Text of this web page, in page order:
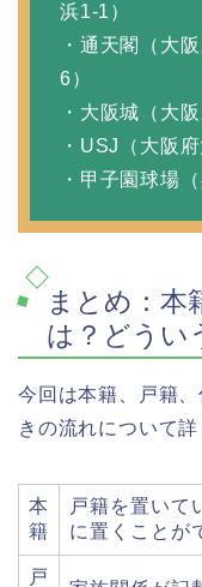
浜1-1）
・通天閣（大
6）
・大阪城（大
・USJ（大阪
・甲子園球場
まとめ：本
は？どうい
今回は本籍、戸籍
きの流れについて
本
籍
戸籍を置いて
に置くことが
戸